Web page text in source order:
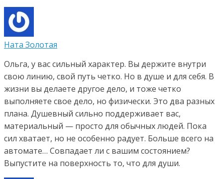
Ната Золотая
Ольга, у вас сильный характер. Вы держите внутри
свою линию, свой путь четко. Но в душе и для себя. В
жизни вы делаете другое дело, и тоже четко
выполняете свое дело, но физически. Это два разных
плана. Душевный сильно поддерживает вас,
материальный — просто для обычных людей. Пока
сил хватает, но не особенно радует. Больше всего на
автомате… Совпадает ли с вашим состоянием?
Выпустите на поверхность то, что для души.